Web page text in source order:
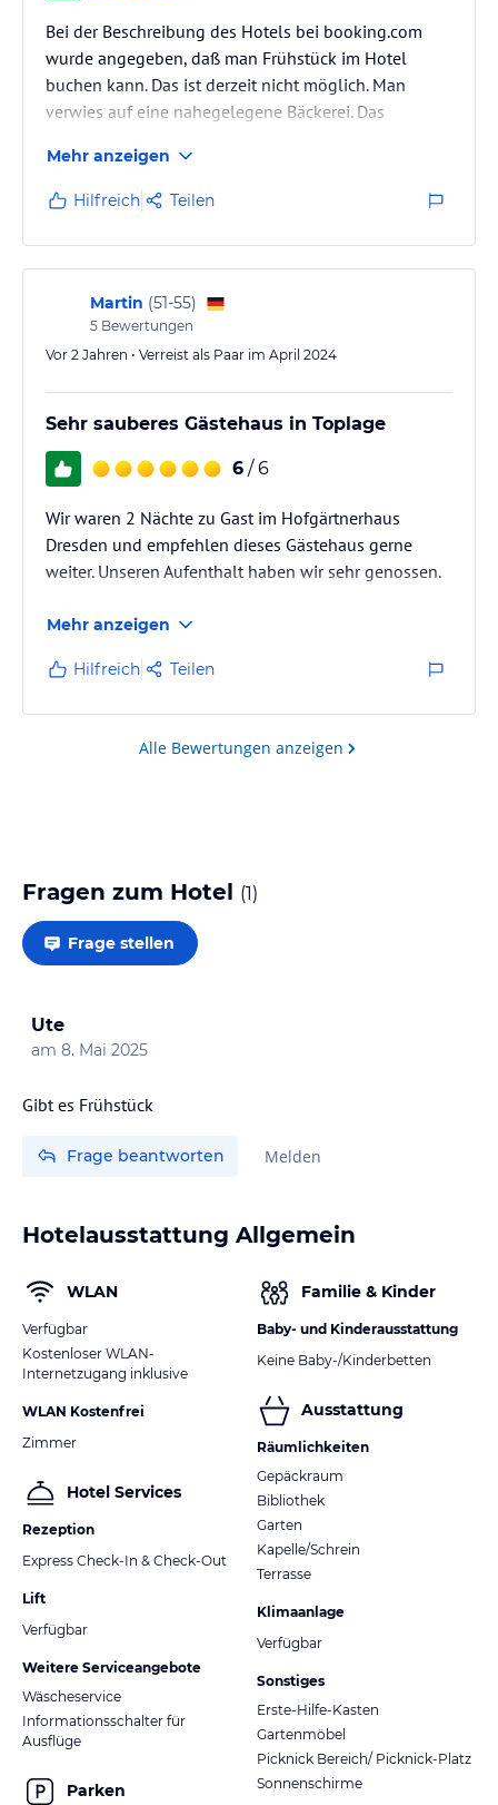
Bei der Beschreibung des Hotels bei booking.com
wurde angegeben, daß man Frühstück im Hotel
buchen kann. Das ist derzeit nicht möglich. Man
verwies auf eine nahegelegene Bäckerei. Das
dort ist sehr überteuert. Hätten wir dies gewußt,
hätten wir dieses Hotel nicht gebucht. Für
Übernachtung
ohne Frühstück fanden wir den Preis überhöht.
Mehr anzeigen
Hilfreich Teilen
Martin (51-55)
5 Bewertungen
Vor 2 Jahren • Verreist als Paar im April 2024
Sehr sauberes Gästehaus in Toplage
6 / 6
Wir waren 2 Nächte zu Gast im Hofgärtnerhaus
Dresden und empfehlen dieses Gästehaus gerne
weiter. Unseren Aufenthalt haben wir sehr genossen.
Mehr anzeigen
Hilfreich Teilen
Alle Bewertungen anzeigen
Fragen zum Hotel (1)
Frage stellen
Ute
am 8. Mai 2025
Gibt es Frühstück
Frage beantworten Melden
Hotelausstattung Allgemein
WLAN
Verfügbar
Kostenloser WLAN-
Internetzugang inklusive
WLAN Kostenfrei
Zimmer
Hotel Services
Rezeption
Express Check-In & Check-Out
Lift
Verfügbar
Weitere Serviceangebote
Wäscheservice
Informationsschalter für
Ausflüge
Parken
Familie & Kinder
Baby- und Kinderausstattung
Keine Baby-/Kinderbetten
Ausstattung
Räumlichkeiten
Gepäckraum
Bibliothek
Garten
Kapelle/Schrein
Terrasse
Klimaanlage
Verfügbar
Sonstiges
Erste-Hilfe-Kasten
Gartenmöbel
Picknick Bereich/ Picknick-Platz
Sonnenschirme